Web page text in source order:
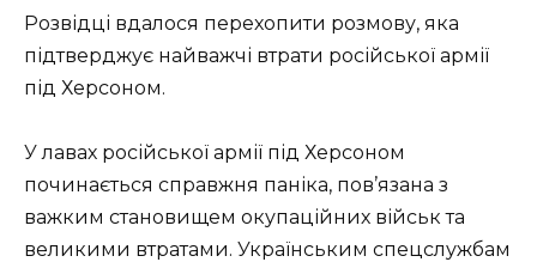
Розвідці вдалося перехопити розмову, яка
підтверджує найважчі втрати російської армії
під Херсоном.
У лавах російської армії під Херсоном
починається справжня паніка, пов’язана з
важким становищем окупаційних військ та
великими втратами. Українським спецслужбам